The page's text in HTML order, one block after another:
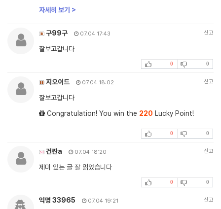
자세히 보기 >
구99구 07.04 17:43 신고
잘보고갑니다
0 0
지오이드 07.04 18:02 신고
잘보고갑니다
Congratulation! You win the 220 Lucky Point!
0 0
건짠a 07.04 18:20 신고
제미 있는 글 잘 읽었습니다
0 0
익명 33965 07.04 19:21 신고